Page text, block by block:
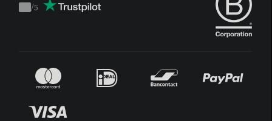
Trustpilot
/5